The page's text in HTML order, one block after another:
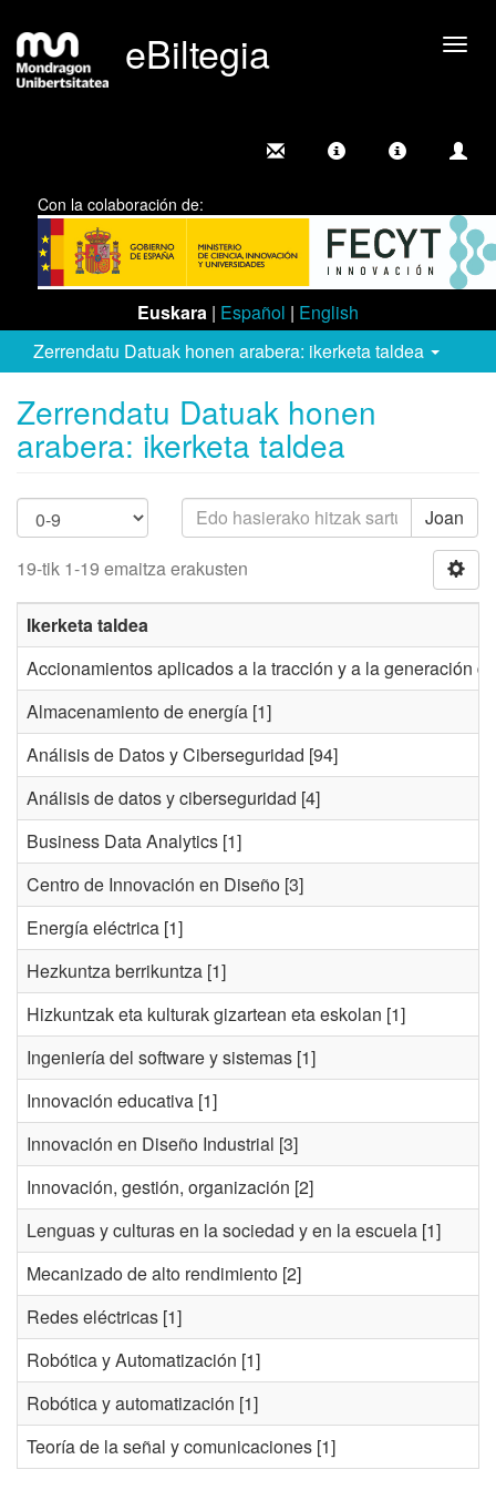
eBiltegia
Con la colaboración de:
Euskara | Español | English
Zerrendatu Datuak honen arabera: ikerketa taldea
Zerrendatu Datuak honen
arabera: ikerketa taldea
Joan
19-tik 1-19 emaitza erakusten
Ikerketa taldea
Accionamientos aplicados a la tracción y a la generación
Almacenamiento de energía [1]
Análisis de Datos y Ciberseguridad [94]
Análisis de datos y ciberseguridad [4]
Business Data Analytics [1]
Centro de Innovación en Diseño [3]
Energía eléctrica [1]
Hezkuntza berrikuntza [1]
Hizkuntzak eta kulturak gizartean eta eskolan [1]
Ingeniería del software y sistemas [1]
Innovación educativa [1]
Innovación en Diseño Industrial [3]
Innovación, gestión, organización [2]
Lenguas y culturas en la sociedad y en la escuela [1]
Mecanizado de alto rendimiento [2]
Redes eléctricas [1]
Robótica y Automatización [1]
Robótica y automatización [1]
Teoría de la señal y comunicaciones [1]